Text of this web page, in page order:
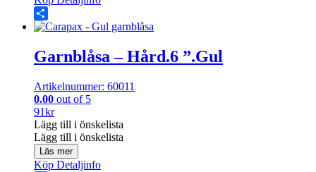
Share
Garnblåsa – Hård.6 ”.Gul
Artikelnummer: 60011
0.00 out of 5
91kr
Lägg till i önskelista
Lägg till i önskelista
Läs mer
Köp Detaljinfo